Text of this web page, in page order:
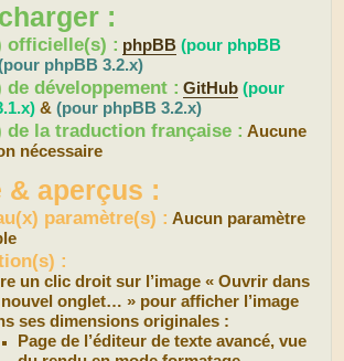
:
officielle(s) : phpBB (pour phpBB
phpBB 3.2.x)
de développement : GitHub (pour
&(pour phpBB 3.2.x)
de la traduction française : Aucune
nécessaire
& aperçus :
paramètre(s) : Aucun paramètre
:
un clic droit sur l’image « Ouvrir dans
onglet… » pour afficher l’image
ses dimensions originales :
Page de l’éditeur de texte avancé, vue